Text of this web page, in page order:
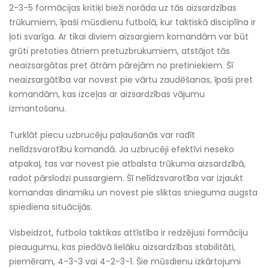
2-3-5 formācijas kritiķi bieži norāda uz tās aizsardzības
trūkumiem, īpaši mūsdienu futbolā, kur taktiskā disciplīna ir
ļoti svarīga. Ar tikai diviem aizsargiem komandām var būt
grūti pretoties ātriem pretuzbrukumiem, atstājot tās
neaizsargātas pret ātrām pārejām no pretiniekiem. Šī
neaizsargātība var novest pie vārtu zaudēšanas, īpaši pret
komandām, kas izceļas ar aizsardzības vājumu
izmantošanu.
Turklāt piecu uzbrucēju paļaušanās var radīt
nelīdzsvarotību komandā. Ja uzbrucēji efektīvi neseko
atpakaļ, tas var novest pie atbalsta trūkuma aizsardzībā,
radot pārslodzi pussargiem. Šī nelīdzsvarotība var izjaukt
komandas dinamiku un novest pie sliktas snieguma augsta
spiediena situācijās.
Visbeidzot, futbola taktikas attīstība ir redzējusi formāciju
pieaugumu, kas piedāvā lielāku aizsardzības stabilitāti,
piemēram, 4-3-3 vai 4-2-3-1. Šie mūsdienu izkārtojumi